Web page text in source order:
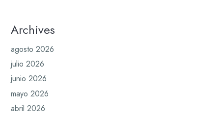
Archives
agosto 2026
julio 2026
junio 2026
mayo 2026
abril 2026